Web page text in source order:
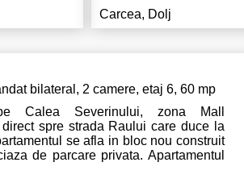
diverse, la
Carcea, Dolj
bilateral, 2 camere, etaj 6, 60 mp
Calea Severinului, zona Mall
spre strada Raului care duce la
se afla in bloc nou construit
de parcare privata. Apartamentul